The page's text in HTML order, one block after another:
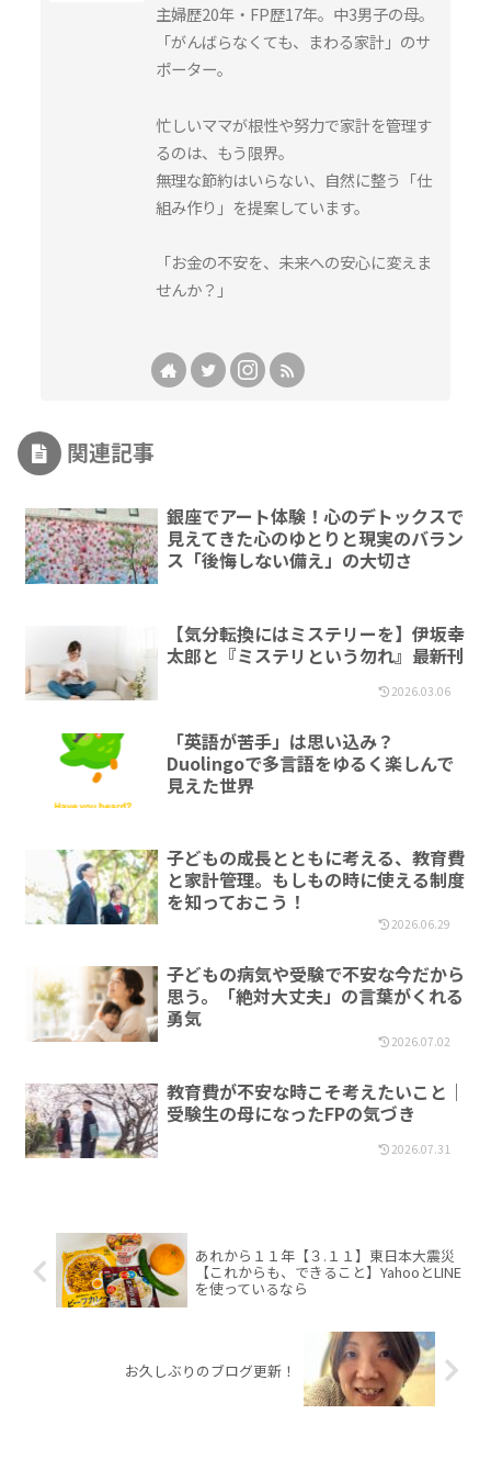
主婦歴20年・FP歴17年。中3男子の母。
「がんばらなくても、まわる家計」のサ
ポーター。
忙しいママが根性や努力で家計を管理す
るのは、もう限界。
無理な節約はいらない、自然に整う「仕
組み作り」を提案しています。
「お金の不安を、未来への安心に変えま
せんか？」
関連記事
銀座でアート体験！心のデトックスで
見えてきた心のゆとりと現実のバラン
ス「後悔しない備え」の大切さ
【気分転換にはミステリーを】伊坂幸
太郎と『ミステリという勿れ』最新刊
2026.03.06
「英語が苦手」は思い込み？
Duolingoで多言語をゆるく楽しんで
見えた世界
子どもの成長とともに考える、教育費
と家計管理。もしもの時に使える制度
を知っておこう！
2026.06.29
子どもの病気や受験で不安な今だから
思う。「絶対大丈夫」の言葉がくれる
勇気
2026.07.02
教育費が不安な時こそ考えたいこと｜
受験生の母になったFPの気づき
2026.07.31
あれから１１年【３.１１】東日本大震災
【これからも、できること】YahooとLINE
を使っているなら
お久しぶりのブログ更新！